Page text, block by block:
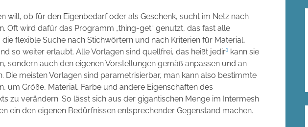
will, ob für den Eigenbedarf oder als Geschenk, sucht im Netz nach
Oft wird dafür das Programm „thing-get“ genutzt, das fast alle
flexible Suche nach Stichwörtern und nach Kriterien für Material,
so weiter erlaubt. Alle Vorlagen sind quellfrei, das heißt jedir1 kann sie
sondern auch den eigenen Vorstellungen gemäß anpassen und an
Die meisten Vorlagen sind parametrisierbar, man kann also bestimmte
um Größe, Material, Farbe und andere Eigenschaften des
zu verändern. So lässt sich aus der gigantischen Menge im Intermesh
ein den eigenen Bedürfnissen entsprechender Gegenstand machen.